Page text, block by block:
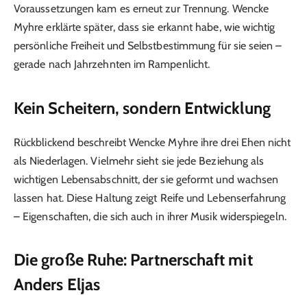
Voraussetzungen kam es erneut zur Trennung. Wencke
Myhre erklärte später, dass sie erkannt habe, wie wichtig
persönliche Freiheit und Selbstbestimmung für sie seien –
gerade nach Jahrzehnten im Rampenlicht.
Kein Scheitern, sondern Entwicklung
Rückblickend beschreibt Wencke Myhre ihre drei Ehen nicht
als Niederlagen. Vielmehr sieht sie jede Beziehung als
wichtigen Lebensabschnitt, der sie geformt und wachsen
lassen hat. Diese Haltung zeigt Reife und Lebenserfahrung
– Eigenschaften, die sich auch in ihrer Musik widerspiegeln.
Die große Ruhe: Partnerschaft mit
Anders Eljas